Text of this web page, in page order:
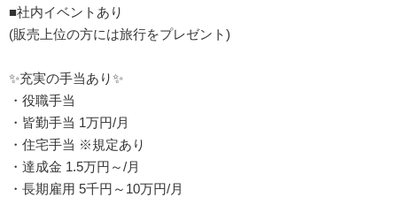
■社内イベントあり
(販売上位の方には旅行をプレゼント)
✨充実の手当あり✨
・役職手当
・皆勤手当 1万円/月
・住宅手当 ※規定あり
・達成金 1.5万円～/月
・長期雇用 5千円～10万円/月